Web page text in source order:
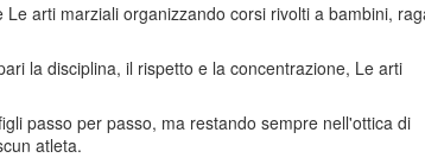
arti marziali organizzando corsi rivolti a bambini,
la disciplina, il rispetto e la concentrazione, Le arti
passo per passo, ma restando sempre nell'ottica di
atleta.